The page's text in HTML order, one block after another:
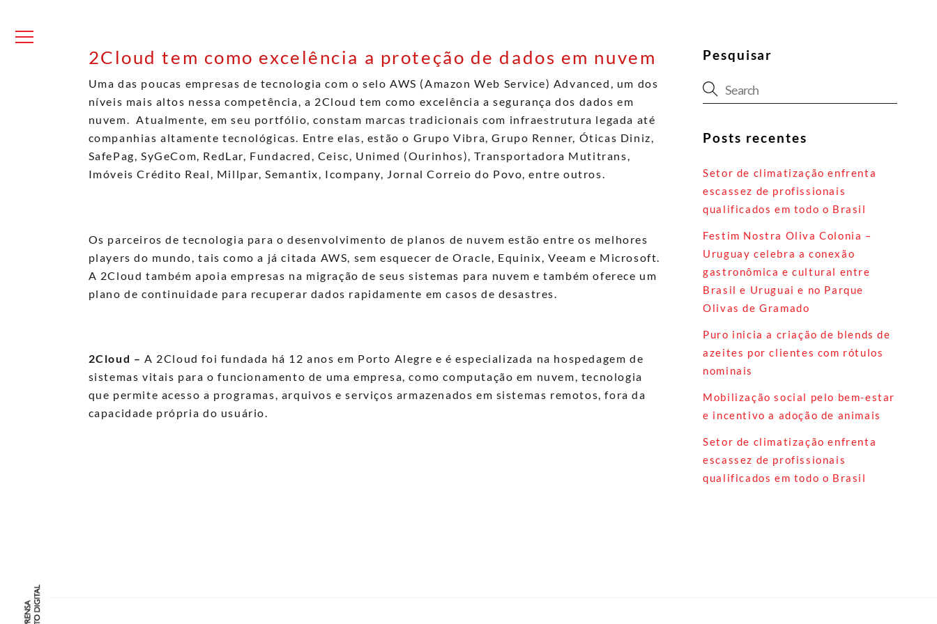
content
2Cloud tem como excelência a proteção de dados em nuvem
Uma das poucas empresas de tecnologia com o selo AWS (Amazon Web Service) Advanced, um dos
níveis mais altos nessa competência, a 2Cloud tem como excelência a segurança dos dados em
nuvem. Atualmente, em seu portfólio, constam marcas tradicionais com infraestrutura legada até
companhias altamente tecnológicas. Entre elas, estão o Grupo Vibra, Grupo Renner, Óticas Diniz,
SafePag, SyGeCom, RedLar, Fundacred, Ceisc, Unimed (Ourinhos), Transportadora Mutitrans,
Imóveis Crédito Real, Millpar, Semantix, Icompany, Jornal Correio do Povo, entre outros.
Os parceiros de tecnologia para o desenvolvimento de planos de nuvem estão entre os melhores
players do mundo, tais como a já citada AWS, sem esquecer de Oracle, Equinix, Veeam e Microsoft.
A 2Cloud também apoia empresas na migração de seus sistemas para nuvem e também oferece um
plano de continuidade para recuperar dados rapidamente em casos de desastres.
2Cloud – A 2Cloud foi fundada há 12 anos em Porto Alegre e é especializada na hospedagem de
sistemas vitais para o funcionamento de uma empresa, como computação em nuvem, tecnologia
que permite acesso a programas, arquivos e serviços armazenados em sistemas remotos, fora da
capacidade própria do usuário.
Pesquisar
Posts recentes
Setor de climatização enfrenta
escassez de profissionais
qualificados em todo o Brasil
Festim Nostra Oliva Colonia –
Uruguay celebra a conexão
gastronômica e cultural entre
Brasil e Uruguai e no Parque
Olivas de Gramado
Puro inicia a criação de blends de
azeites por clientes com rótulos
nominais
Mobilização social pelo bem-estar
e incentivo a adoção de animais
Setor de climatização enfrenta
escassez de profissionais
qualificados em todo o Brasil